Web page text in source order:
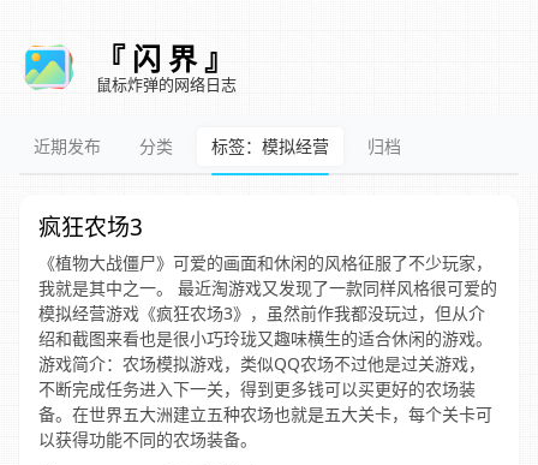
『 闪 界 』
鼠标炸弹的网络日志
近期发布 分类 标签：模拟经营 归档
疯狂农场3
《植物大战僵尸》可爱的画面和休闲的风格征服了不少玩家，
我就是其中之一。 最近淘游戏又发现了一款同样风格很可爱的
模拟经营游戏《疯狂农场3》，虽然前作我都没玩过，但从介
绍和截图来看也是很小巧玲珑又趣味横生的适合休闲的游戏。
游戏简介：农场模拟游戏，类似QQ农场不过他是过关游戏，
不断完成任务进入下一关，得到更多钱可以买更好的农场装
备。在世界五大洲建立五种农场也就是五大关卡，每个关卡可
以获得功能不同的农场装备。